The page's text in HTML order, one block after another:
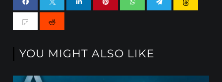
YOU MIGHT ALSO LIKE